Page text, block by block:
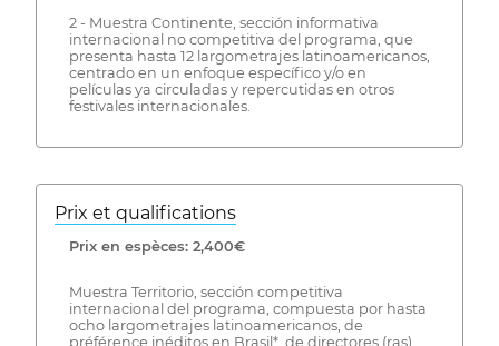
2 - Muestra Continente, sección informativa
internacional no competitiva del programa, que
presenta hasta 12 largometrajes latinoamericanos,
centrado en un enfoque específico y/o en
películas ya circuladas y repercutidas en otros
festivales internacionales.
Prix ​​et qualifications
Prix ​​en espèces: 2,400€
Muestra Territorio, sección competitiva
internacional del programa, compuesta por hasta
ocho largometrajes latinoamericanos, de
préférence inéditos en Brasil*, de directores (ras)